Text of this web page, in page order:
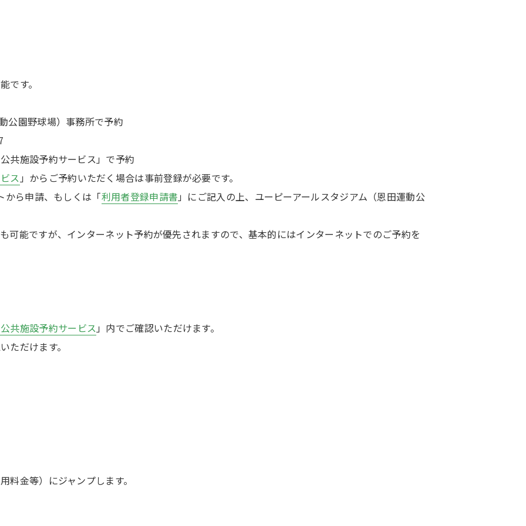
です。
公園野球場）事務所で予約
共施設予約サービス」で予約
ス 」からご予約いただく場合は事前登録が必要です。
ら申請、もしくは「利用者登録申請書 」にご記入の上、ユーピーアールスタジアム（恩田運動公
可能ですが、インターネット予約が優先されますので、基本的にはインターネットでのご予約を
共施設予約サービス 」内でご確認いただけます。
ただけます。
料金等）にジャンプします。